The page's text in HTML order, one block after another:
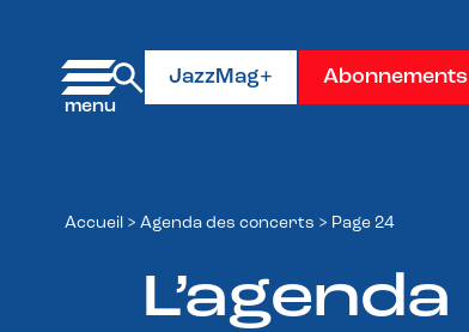
JazzMag+ Abonnements
Accueil > Agenda des concerts > Page 24
L’agenda